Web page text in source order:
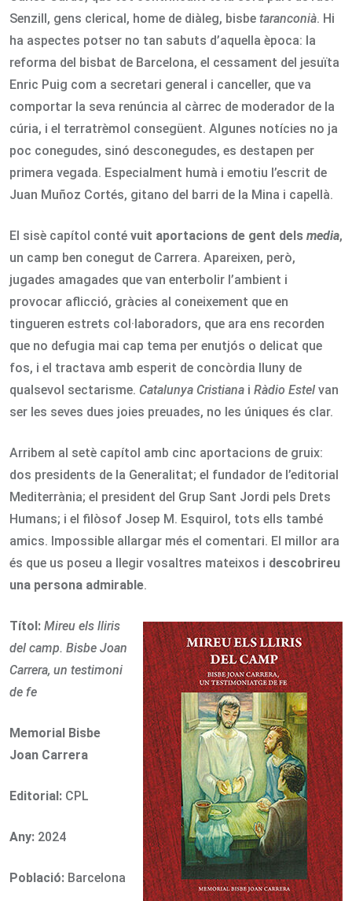
Senzill, gens clerical, home de diàleg, bisbe taranconià. Hi
ha aspectes potser no tan sabuts d’aquella època: la
reforma del bisbat de Barcelona, el cessament del jesuïta
Enric Puig com a secretari general i canceller, que va
comportar la seva renúncia al càrrec de moderador de la
cúria, i el terratrèmol consegüent. Algunes notícies no ja
poc conegudes, sinó desconegudes, es destapen per
primera vegada. Especialment humà i emotiu l’escrit de
Juan Muñoz Cortés, gitano del barri de la Mina i capellà.
El sisè capítol conté vuit aportacions de gent dels media,
un camp ben conegut de Carrera. Apareixen, però,
jugades amagades que van enterbolir l’ambient i
provocar aflicció, gràcies al coneixement que en
tingueren estrets col·laboradors, que ara ens recorden
que no defugia mai cap tema per enutjós o delicat que
fos, i el tractava amb esperit de concòrdia lluny de
qualsevol sectarisme. Catalunya Cristiana i Ràdio Estel van
ser les seves dues joies preuades, no les úniques és clar.
Arribem al setè capítol amb cinc aportacions de gruix:
dos presidents de la Generalitat; el fundador de l’editorial
Mediterrània; el president del Grup Sant Jordi pels Drets
Humans; i el filòsof Josep M. Esquirol, tots ells també
amics. Impossible allargar més el comentari. El millor ara
és que us poseu a llegir vosaltres mateixos i descobrireu
una persona admirable.
Títol: Mireu els lliris
del camp. Bisbe Joan
Carrera, un testimoni
de fe
Memorial Bisbe
Joan Carrera
Editorial: CPL
Any: 2024
Població: Barcelona